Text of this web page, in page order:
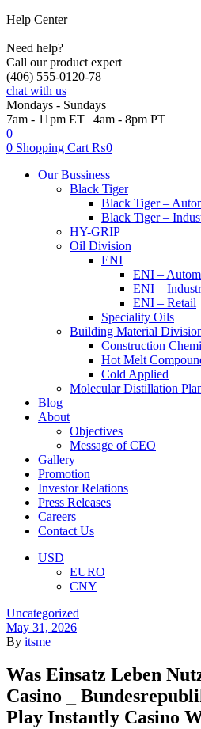
Help Center
Need help?
Call our product expert
(406) 555-0120-78
chat with us
Mondays - Sundays
7am - 11pm ET | 4am - 8pm PT
0
0 Shopping Cart ₨0
Our Bussiness
Black Tiger
Black Tiger –
Black Tiger –
HY-GRIP
Oil Division
ENI
ENI –
ENI –
ENI – Retail
Speciality Oils
Building Material
Construction
Hot Melt
Cold Applied
Molecular Distillation
Blog
About
Objectives
Message of CEO
Gallery
Promotion
Investor Relations
Press Releases
Careers
Contact Us
Menu
USD
EURO
CNY
Categories
Uncategorized
May 31, 2026
By itsme
Was Einsatz Leben
Casino _
Play Instantly Casino